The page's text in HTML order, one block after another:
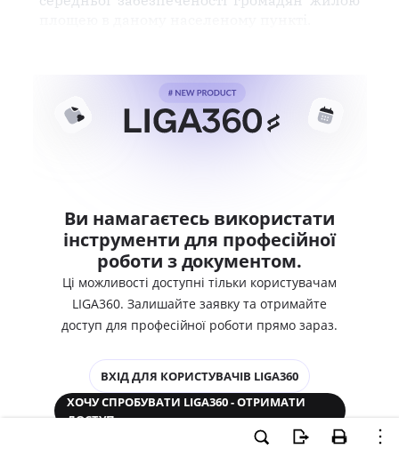
Ви намагаєтесь використати
інструменти для професійної
роботи з документом.
Ці можливості доступні тільки користувачам
LIGA360. Залишайте заявку та отримайте
доступ для професійної роботи прямо зараз.
ВХІД ДЛЯ КОРИСТУВАЧІВ LIGA360
ХОЧУ СПРОБУВАТИ LIGA360 - ОТРИМАТИ
ДОСТУП